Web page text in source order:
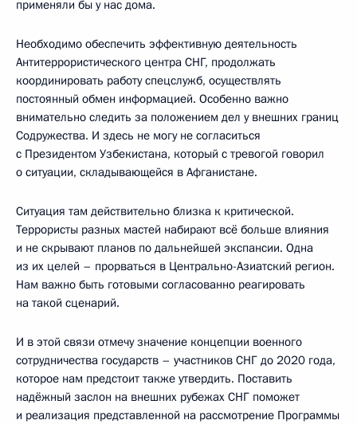
применяли бы у нас дома.
Необходимо обеспечить эффективную деятельность
Антитеррористического центра СНГ, продолжать
координировать работу спецслужб, осуществлять
постоянный обмен информацией. Особенно важно
внимательно следить за положением дел у внешних границ
Содружества. И здесь не могу не согласиться
с Президентом Узбекистана, который с тревогой говорил
о ситуации, складывающейся в Афганистане.
Ситуация там действительно близка к критической.
Террористы разных мастей набирают всё больше влияния
и не скрывают планов по дальнейшей экспансии. Одна
из их целей – прорваться в Центрально-Азиатский регион.
Нам важно быть готовыми согласованно реагировать
на такой сценарий.
И в этой связи отмечу значение концепции военного
сотрудничества государств – участников СНГ до 2020 года,
которое нам предстоит также утвердить. Поставить
надёжный заслон на внешних рубежах СНГ поможет
и реализация представленной на рассмотрение Программы